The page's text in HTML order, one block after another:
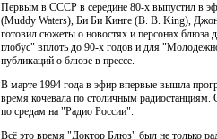
Первым в СССР в середине 80-х выпустил в
(Muddy Waters), Би Би Кинге (B. B. King),
готовил сюжеты о новостях и персонах
глобус" вплоть до 90-х годов и для
публикаций о блюзе в прессе.
В марте 1994 года в эфир впервые вышла
время кочевала по столичным
по средам на "Радио России".
Всё это время "Доктор Блюз" был не только